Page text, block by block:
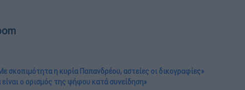
σκοπιμότητα η κυρία Παπανδρέου, αστείες οι δικογραφίες»
ο ορισμός της ψήφου κατά συνείδηση»